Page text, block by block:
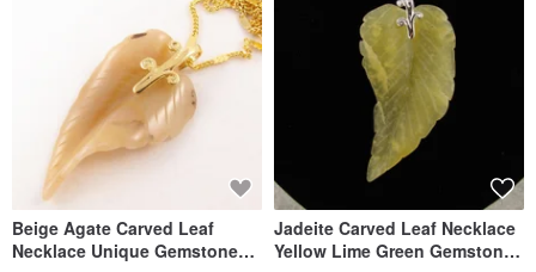
Beige Agate Carved Leaf
Necklace Unique Gemstone
Jadeite Carved Leaf Necklace
Yellow Lime Green Gemstone